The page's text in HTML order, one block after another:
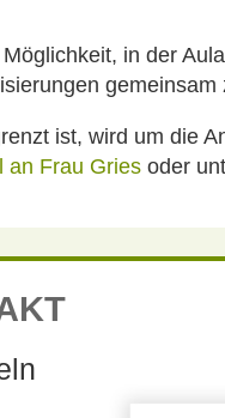
in der
gemeinsam
ist, wird um die
an Frau Gries oder